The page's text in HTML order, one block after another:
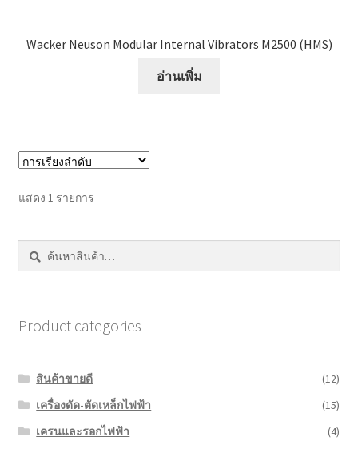
Wacker Neuson Modular Internal Vibrators M2500 (HMS)
อ่านเพิ่ม
แสดง 1 รายการ
ค้นหา:
ค้นหา
Product categories
สินค้าขายดี
(12)
เครื่องดัด-ตัดเหล็กไฟฟ้า
(15)
เครนและรอกไฟฟ้า
(4)